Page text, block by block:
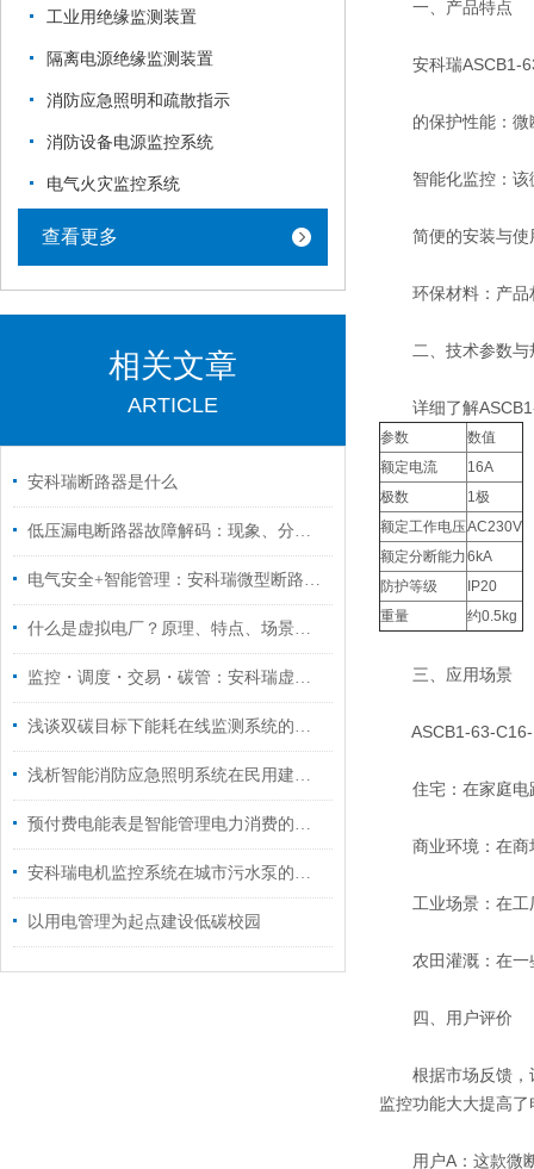
工业用绝缘监测装置
隔离电源绝缘监测装置
消防应急照明和疏散指示
消防设备电源监控系统
电气火灾监控系统
查看更多
相关文章
ARTICLE
安科瑞断路器是什么
低压漏电断路器故障解码：现象、分析与诊断艺术
电气安全+智能管理：安科瑞微型断路器在学校中的创新应用
什么是虚拟电厂？原理、特点、场景，一篇看懂安科瑞虚拟电厂解决方案
监控・调度・交易・碳管：安科瑞虚拟电厂一体化解决方案
浅谈双碳目标下能耗在线监测系统的应用方向
浅析智能消防应急照明系统在民用建筑电气设计中的应用
预付费电能表是智能管理电力消费的未来之一
安科瑞电机监控系统在城市污水泵的应用
以用电管理为起点建设低碳校园
一、产品特点
安科瑞ASCB1-63-
的保护性能：微断
智能化监控：该微
简便的安装与使用
环保材料：产品材
二、技术参数与
详细了解ASCB1-
参数
数值
额定电流
16A
极数
1极
额定工作电压AC230V
额定分断能力6kA
防护等级
IP20
重量
约0.5kg
三、应用场景
ASCB1-63-C16-
住宅：在家庭电路
商业环境：在商场
工业场景：在工厂
农田灌溉：在一些
四、用户评价
根据市场反馈，许
监控功能大大提高
用户A：这款微断